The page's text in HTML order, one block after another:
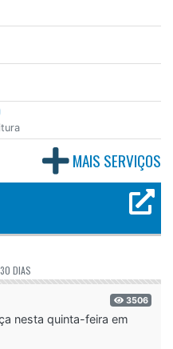
MAIS SERVIÇOS
30 DIAS
3506
nesta quinta-feira em